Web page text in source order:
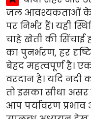
जल आवश्यकताओं के
पर निर्भर हैं। यही
चाहे खेती की सिंचाई
का पुनर्भरण, हर
बेहद महत्वपूर्ण है।
वरदान है। यदि नदी
तो इसका सीधा असर
आप पर्यावरण